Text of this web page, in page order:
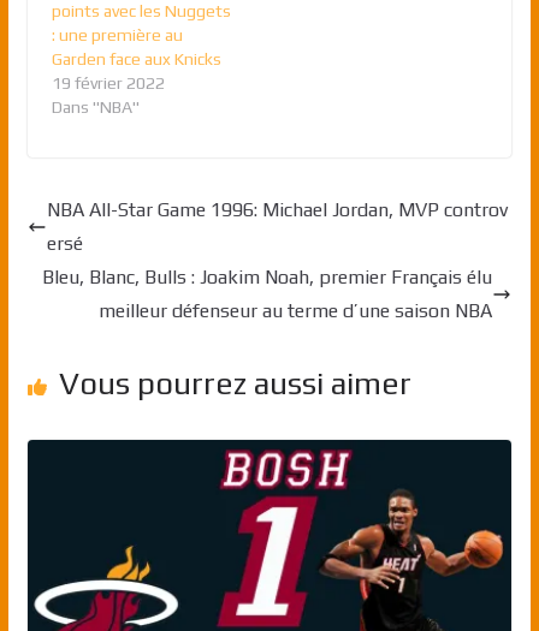
points avec les Nuggets
: une première au
Garden face aux Knicks
19 février 2022
Dans "NBA"
NBA All-Star Game 1996: Michael Jordan, MVP controv
ersé
Bleu, Blanc, Bulls : Joakim Noah, premier Français élu
meilleur défenseur au terme d’une saison NBA
Vous pourrez aussi aimer